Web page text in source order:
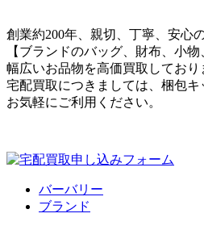
創業約200年、親切、丁寧、安心
【ブランドのバッグ、財布、小
幅広いお品物を高価買取してお
宅配買取につきましては、梱包
お気軽にご利用ください。
バーバリー
ブランド